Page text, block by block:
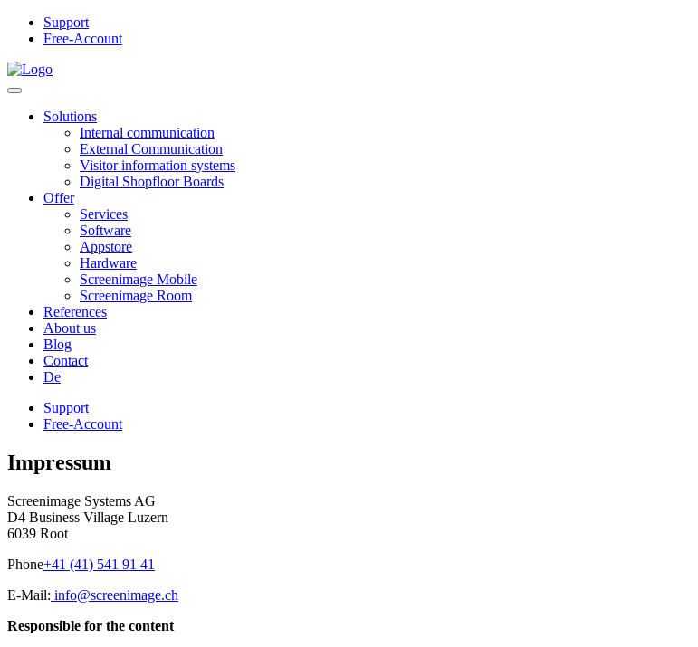
Support
Free-Account
Solutions
Internal communication
External Communication
Visitor information systems
Digital Shopfloor Boards
Offer
Services
Software
Appstore
Hardware
Screenimage Mobile
Screenimage Room
References
About us
Blog
Contact
De
Support
Free-Account
Impressum
Screenimage Systems AG
D4 Business Village Luzern
6039 Root
Phone+41 (41) 541 91 41
E-Mail: info@screenimage.ch
Responsible for the content